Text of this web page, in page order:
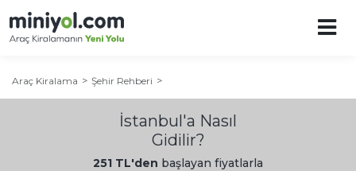
Araç Kiralama Şehir Rehberi
İstanbul'a Nasıl
Gidilir?
251 TL'den başlayan fiyatlarla